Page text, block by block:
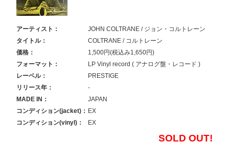
アーティスト：
JOHN COLTRANE / ジョン・コルトレーン
タイトル：
COLTRANE / コルトレーン
価格：
1,500円(税込み1,650円)
フォーマット：
LP Vinyl record ( アナログ盤・レコード )
レーベル：
PRESTIGE
リリース年：
-
MADE IN：
JAPAN
コンディション(jacket)： EX
コンディション(vinyl)：
EX
SOLD OUT!